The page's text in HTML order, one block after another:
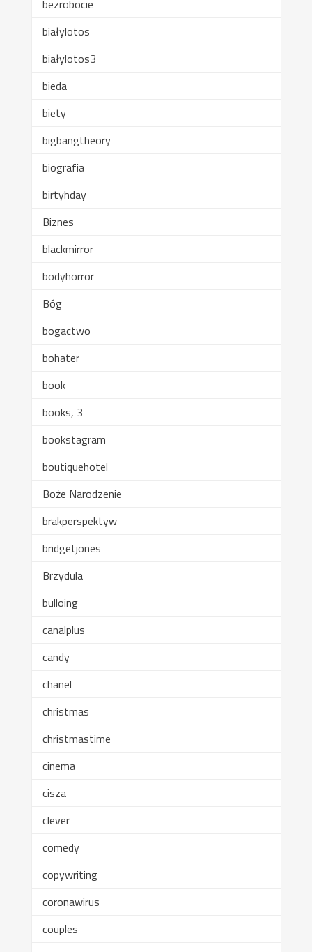
bezrobocie
białylotos
białylotos3
bieda
biety
bigbangtheory
biografia
birtyhday
Biznes
blackmirror
bodyhorror
Bóg
bogactwo
bohater
book
books, 3
bookstagram
boutiquehotel
Boże Narodzenie
brakperspektyw
bridgetjones
Brzydula
bulloing
canalplus
candy
chanel
christmas
christmastime
cinema
cisza
clever
comedy
copywriting
coronawirus
couples